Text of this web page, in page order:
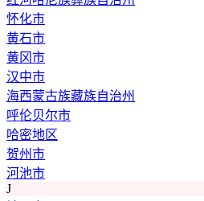
怀化市
黄石市
黄冈市
汉中市
海西蒙古族藏族自治州
呼伦贝尔市
哈密地区
贺州市
河池市
J